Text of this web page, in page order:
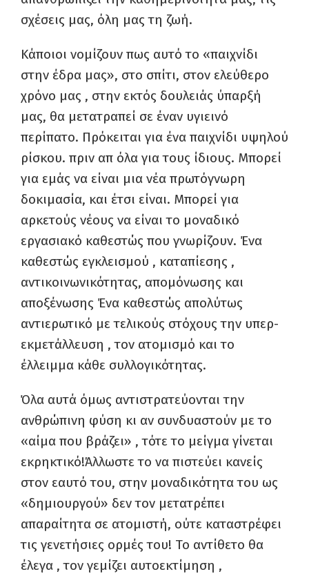
σχέσεις μας, όλη μας τη ζωή.
Κάποιοι νομίζουν πως αυτό το «παιχνίδι
στην έδρα μας», στο σπίτι, στον ελεύθερο
χρόνο μας , στην εκτός δουλειάς ύπαρξή
μας, θα μετατραπεί σε έναν υγιεινό
περίπατο. Πρόκειται για ένα παιχνίδι υψηλού
ρίσκου. πριν απ όλα για τους ίδιους. Μπορεί
για εμάς να είναι μια νέα πρωτόγνωρη
δοκιμασία, και έτσι είναι. Μπορεί για
αρκετούς νέους να είναι το μοναδικό
εργασιακό καθεστώς που γνωρίζουν. Ένα
καθεστώς εγκλεισμού , καταπίεσης ,
αντικοινωνικότητας, απομόνωσης και
αποξένωσης Ένα καθεστώς απολύτως
αντιερωτικό με τελικούς στόχους την υπερ-
εκμετάλλευση , τον ατομισμό και το
έλλειμμα κάθε συλλογικότητας.
Όλα αυτά όμως αντιστρατεύονται την
ανθρώπινη φύση κι αν συνδυαστούν με το
«αίμα που βράζει» , τότε το μείγμα γίνεται
εκρηκτικό!Άλλωστε το να πιστεύει κανείς
στον εαυτό του, στην μοναδικότητα του ως
«δημιουργού» δεν τον μετατρέπει
απαραίτητα σε ατομιστή, ούτε καταστρέφει
τις γενετήσιες ορμές του! Το αντίθετο θα
έλεγα , τον γεμίζει αυτοεκτίμηση ,